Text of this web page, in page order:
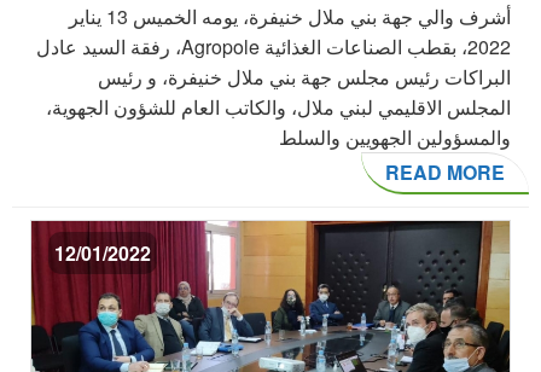
أشرف والي جهة بني ملال خنيفرة، يومه الخميس 13 يناير
2022، بقطب الصناعات الغذائية Agropole، رفقة السيد عادل
البراكات رئيس مجلس جهة بني ملال خنيفرة، و رئيس
المجلس الاقليمي لبني ملال، والكاتب العام للشؤون الجهوية،
والمسؤولين الجهويين والسلط
READ MORE
12/01/2022